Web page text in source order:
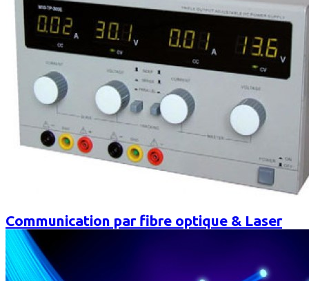
Communication par fibre optique & Laser